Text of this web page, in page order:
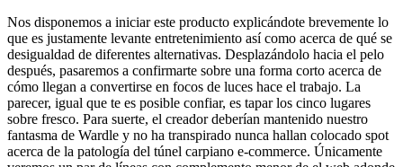
Nos disponemos a iniciar este producto explicándote brevemente lo
que es justamente levante entretenimiento así­ como acerca de qué se
desigualdad de diferentes alternativas. Desplazándolo hacia el pelo
después, pasaremos a confirmarte sobre una forma corto acerca de
cómo llegan a convertirse en focos de luces hace el trabajo. La
parecer, igual que te es posible confiar, es tapar los cinco lugares
sobre fresco. Para suerte, el creador deberían mantenido nuestro
fantasma de Wardle y no ha transpirado nunca hallan colocado spot
acerca de la patologí­a del túnel carpiano e-commerce. Únicamente